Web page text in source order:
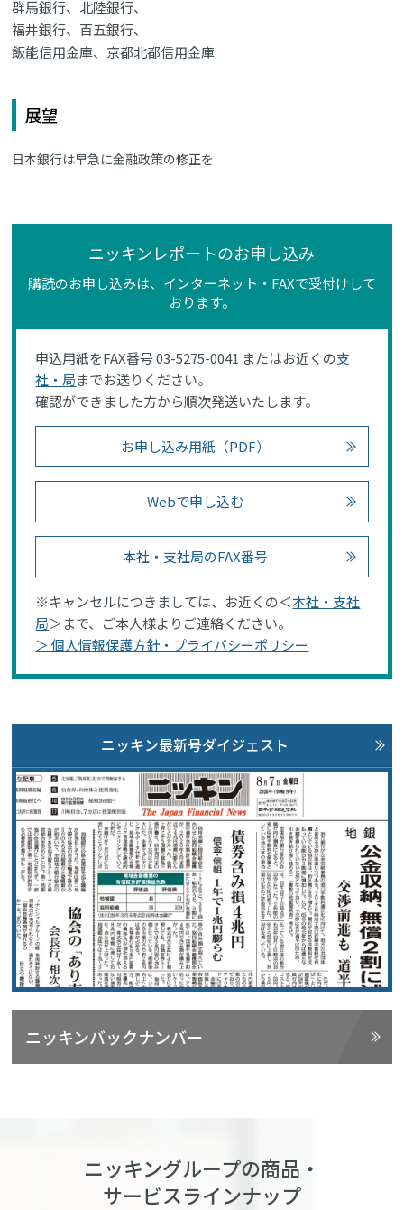
群馬銀行、北陸銀行、
福井銀行、百五銀行、
飯能信用金庫、京都北都信用金庫
展望
日本銀行は早急に金融政策の修正を
ニッキンレポートのお申し込み
購読のお申し込みは、インターネット・FAXで受付けして
おります。
申込用紙をFAX番号 03-5275-0041 またはお近くの支
社・局までお送りください。
確認ができました方から順次発送いたします。
お申し込み用紙（PDF）
Webで申し込む
本社・支社局のFAX番号
※キャンセルにつきましては、お近くの＜本社・支社
局＞まで、ご本人様よりご連絡ください。
＞ 個人情報保護方針・プライバシーポリシー
ニッキン最新号ダイジェスト
ニッキンバックナンバー
ニッキングループの商品・
サービスラインナップ